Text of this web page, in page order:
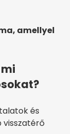
amellyel
és
visszatérő